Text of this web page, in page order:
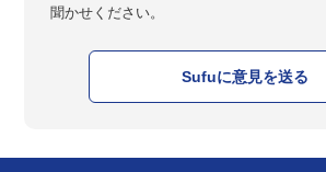
聞かせください。
Sufuに意見を送る